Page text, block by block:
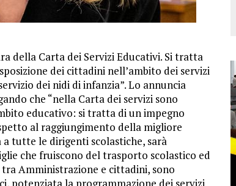
della Carta dei Servizi Educativi. Si tratta
dei cittadini nell’ambito dei servizi
dei nidi di infanzia”. Lo annuncia
che “nella Carta dei servizi sono
educativo: si tratta di un impegno
al raggiungimento della migliore
a tutte le dirigenti scolastiche, sarà
che fruiscono del trasporto scolastico ed
Amministrazione e cittadini, sono